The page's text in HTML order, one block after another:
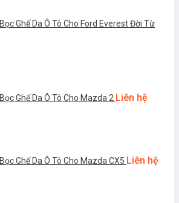
Bọc Ghế Da Ô Tô Cho Ford Everest Đời Từ
Bọc Ghế Da Ô Tô Cho Mazda 2 Liên hệ
Bọc Ghế Da Ô Tô Cho Mazda CX5 Liên hệ